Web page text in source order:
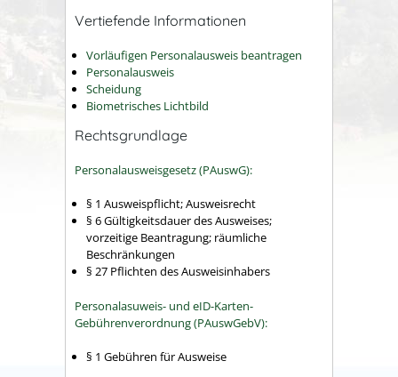
Vertiefende Informationen
Vorläufigen Personalausweis beantragen
Personalausweis
Scheidung
Biometrisches Lichtbild
Rechtsgrundlage
Personalausweisgesetz (PAuswG):
§ 1 Ausweispflicht; Ausweisrecht
§ 6Gültigkeitsdauer des Ausweises;
vorzeitige Beantragung; räumliche
Beschränkungen
§ 27 Pflichten des Ausweisinhabers
Personalasuweis- und eID-Karten-
Gebührenverordnung (PAuswGebV):
§ 1 Gebühren für Ausweise